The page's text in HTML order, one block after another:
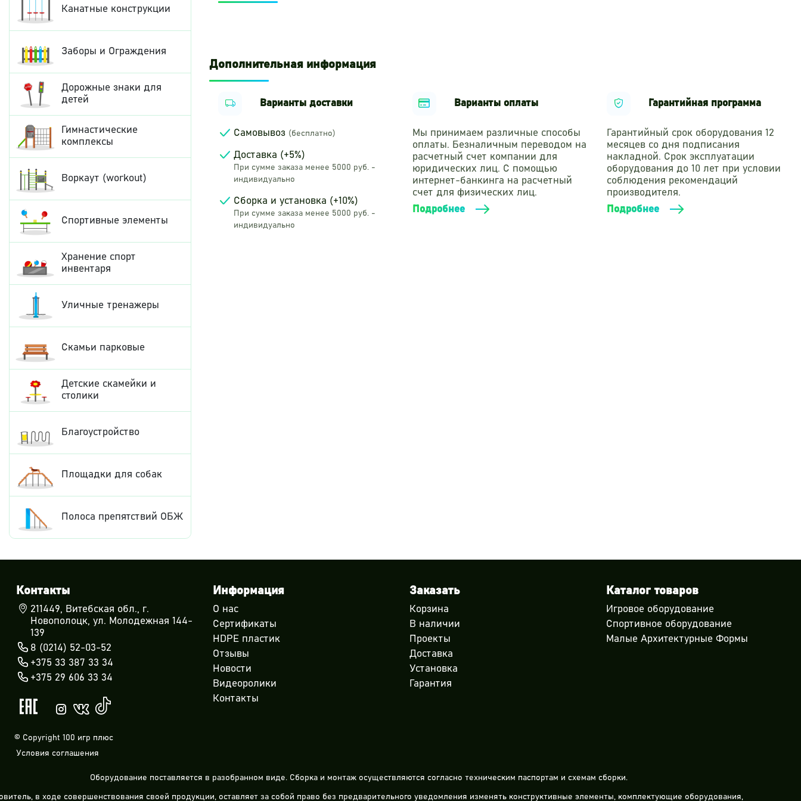
Канатные конструкции
Заборы и Ограждения
Дорожные знаки для
детей
Гимнастические
комплексы
Воркаут (workout)
Спортивные элементы
Хранение спорт
инвентаря
Уличные тренажеры
Скамьи парковые
Детские скамейки и
столики
Благоустройство
Площадки для собак
Полоса препятствий ОБЖ
Дополнительная информация
Варианты доставки
Самовывоз (бесплатно)
Доставка (+5%)
При сумме заказа менее 5000 руб. -
индивидуально
Сборка и установка (+10%)
При сумме заказа менее 5000 руб. -
индивидуально
Варианты оплаты
Мы принимаем различные способы
оплаты. Безналичным переводом на
расчетный счет компании для
юридических лиц. С помощью
интернет-банкинга на расчетный
счет для физических лиц.
Подробнее
Гарантийная программа
Гарантийный срок оборудования 12
месяцев со дня подписания
накладной. Срок эксплуатации
оборудования до 10 лет при условии
соблюдения рекомендаций
производителя.
Подробнее
Контакты
211449, Витебская обл., г.
Новополоцк, ул. Молодежная 144-
139
8 (0214) 52-03-52
+375 33 387 33 34
+375 29 606 33 34
© Copyright 100 игр плюс
Условия соглашения
Информация
О нас
Сертификаты
HDPE пластик
Отзывы
Новости
Видеоролики
Контакты
Заказать
Корзина
В наличии
Проекты
Доставка
Установка
Гарантия
Каталог товаров
Игровое оборудование
Спортивное оборудование
Малые Архитектурные Формы
Оборудование поставляется в разобранном виде. Сборка и монтаж осуществляются согласно техническим паспортам и схемам сборки.
в ходе совершенствования своей продукции, оставляет за собой право без предварительного уведомления изменять конструктивные элементы, комплектующие оборудования,